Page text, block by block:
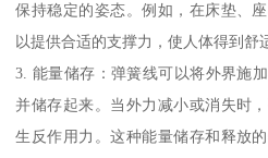
保持稳定的姿态。例如，在床垫、
以提供合适的支撑力，使人体得到舒
3. 能量储存：弹簧线可以将外界施
并储存起来。当外力减小或消失时
生反作用力。这种能量储存和释放